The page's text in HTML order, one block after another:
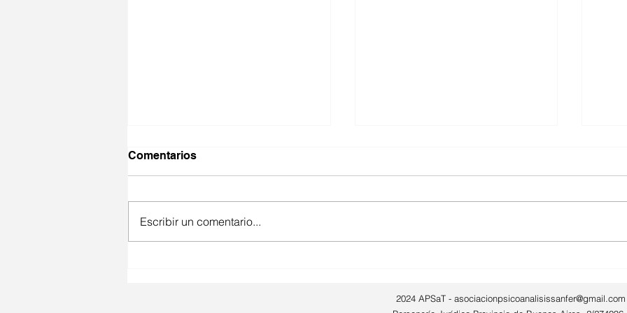
PERSPECTIVAS
Comentarios
Escribir un comentario...
2024 APSaT - asociacionpsicoanalisissanfer@gmail.com